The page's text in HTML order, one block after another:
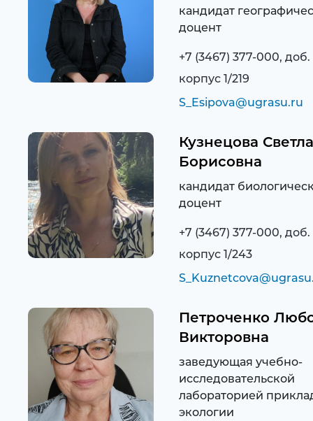
кандидат
доцент
+7 (3467) 377-000, доб.
корпус 1/219
S_Esipova@ugrasu.ru
Кузнецова
Борисовна
кандидат
доцент
+7 (3467) 377-000, доб.
корпус 1/243
Петроченко
Викторовна
заведующая учебно-
исследовательской
лабораторией
экологии